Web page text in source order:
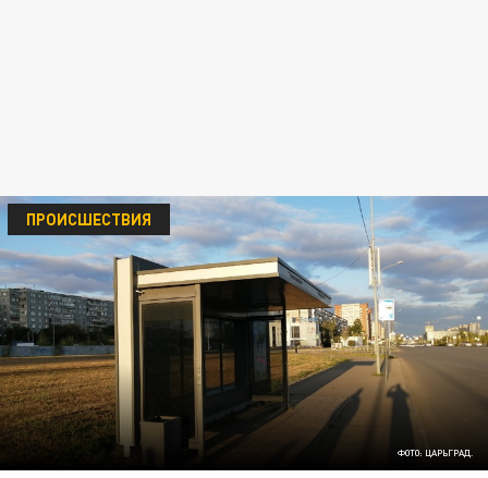
ФОТО: ЦАРЬГРАД.
ПРОИСШЕСТВИЯ